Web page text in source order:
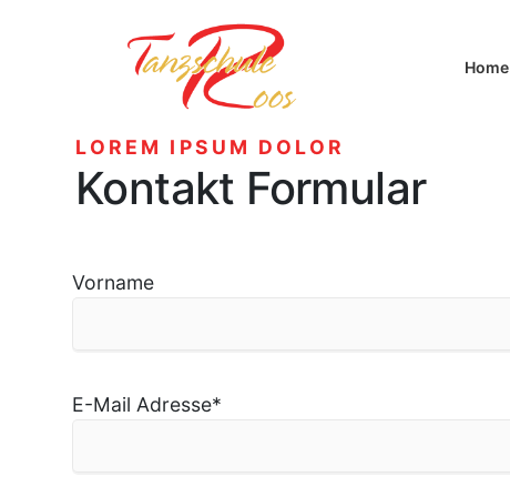
Home
LOREM IPSUM DOLOR
Kontakt Formular
Vorname
E-Mail Adresse*